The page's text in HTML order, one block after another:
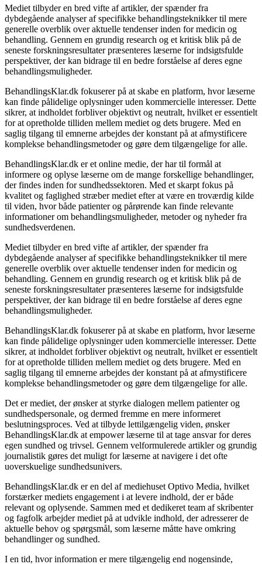
Mediet tilbyder en bred vifte af artikler, der spænder fra
dybdegående analyser af specifikke behandlingsteknikker til mere
generelle overblik over aktuelle tendenser inden for medicin og
behandling. Gennem en grundig research og et kritisk blik på de
seneste forskningsresultater præsenteres læserne for indsigtsfulde
perspektiver, der kan bidrage til en bedre forståelse af deres egne
behandlingsmuligheder.
BehandlingsKlar.dk fokuserer på at skabe en platform, hvor læserne
kan finde pålidelige oplysninger uden kommercielle interesser. Dette
sikrer, at indholdet forbliver objektivt og neutralt, hvilket er essentielt
for at opretholde tilliden mellem mediet og dets brugere. Med en
saglig tilgang til emnerne arbejdes der konstant på at afmystificere
komplekse behandlingsmetoder og gøre dem tilgængelige for alle.
BehandlingsKlar.dk er et online medie, der har til formål at
informere og oplyse læserne om de mange forskellige behandlinger,
der findes inden for sundhedssektoren. Med et skarpt fokus på
kvalitet og faglighed stræber mediet efter at være en troværdig kilde
til viden, hvor både patienter og pårørende kan finde relevante
informationer om behandlingsmuligheder, metoder og nyheder fra
sundhedsverdenen.
Mediet tilbyder en bred vifte af artikler, der spænder fra
dybdegående analyser af specifikke behandlingsteknikker til mere
generelle overblik over aktuelle tendenser inden for medicin og
behandling. Gennem en grundig research og et kritisk blik på de
seneste forskningsresultater præsenteres læserne for indsigtsfulde
perspektiver, der kan bidrage til en bedre forståelse af deres egne
behandlingsmuligheder.
BehandlingsKlar.dk fokuserer på at skabe en platform, hvor læserne
kan finde pålidelige oplysninger uden kommercielle interesser. Dette
sikrer, at indholdet forbliver objektivt og neutralt, hvilket er essentielt
for at opretholde tilliden mellem mediet og dets brugere. Med en
saglig tilgang til emnerne arbejdes der konstant på at afmystificere
komplekse behandlingsmetoder og gøre dem tilgængelige for alle.
Det er mediet, der ønsker at styrke dialogen mellem patienter og
sundhedspersonale, og dermed fremme en mere informeret
beslutningsproces. Ved at tilbyde lettilgængelig viden, ønsker
BehandlingsKlar.dk at empower læserne til at tage ansvar for deres
egen sundhed og trivsel. Gennem velformulerede artikler og grundig
journalistik gøres det muligt for læserne at navigere i det ofte
uoverskuelige sundhedsunivers.
BehandlingsKlar.dk er en del af mediehuset Optivo Media, hvilket
forstærker mediets engagement i at levere indhold, der er både
relevant og oplysende. Sammen med et dedikeret team af skribenter
og fagfolk arbejder mediet på at udvikle indhold, der adresserer de
aktuelle behov og spørgsmål, som læserne måtte have omkring
behandlinger og sundhed.
I en tid, hvor information er mere tilgængelig end nogensinde,